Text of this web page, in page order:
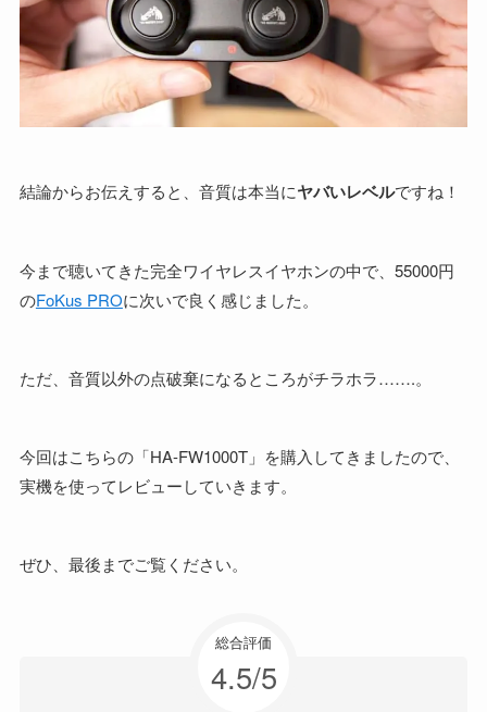
結論からお伝えすると、音質は本当にヤバいレベルですね！
今まで聴いてきた完全ワイヤレスイヤホンの中で、55000円
のFoKus PROに次いで良く感じました。
ただ、音質以外の点破棄になるところがチラホラ…….。
今回はこちらの「HA-FW1000T」を購入してきましたので、
実機を使ってレビューしていきます。
ぜひ、最後までご覧ください。
総合評価
4.5/5